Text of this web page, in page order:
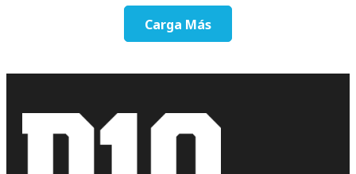
Carga Más